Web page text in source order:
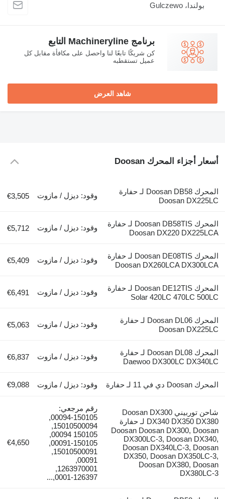
بولندا، Gulczewo
برنامج Machineryline التابع
كن شريكًا تابعًا لنا واحصل على مكافأة مقابل كل
عميل تستقطبه
شاهد العرض
أسعار أجزاء المحرك Doosan
المحرك Doosan DB58 لـ حفارة
Doosan DX225LC
وقود: ديزل / مازوت €3,505
المحرك Doosan DB58TIS لـ حفارة
Doosan DX220 DX225LCA
وقود: ديزل / مازوت €5,712
المحرك Doosan DE08TIS لـ حفارة
Doosan DX260LCA DX300LCA
وقود: ديزل / مازوت €5,409
المحرك Doosan DE12TIS لـ حفارة
Solar 420LC 470LC 500LC
وقود: ديزل / مازوت €6,491
المحرك Doosan DL06 لـ حفارة
Doosan DX225LC
وقود: ديزل / مازوت €5,063
المحرك Doosan DL08 لـ حفارة
Daewoo DX300LC DX340LC
وقود: ديزل / مازوت €6,837
المحرك Doosan دي في 11 لـ حفارة وقود: ديزل / مازوت €9,088
شاحن توربيني Doosan DX300
DX340 DX350 DX380 لـ حفارة
Doosan Doosan DX300, Doosan
DX300LC-3, Doosan DX340,
Doosan DX340LC-3, Doosan
DX350, Doosan DX350LC-3,
Doosan DX380, Doosan
DX380LC-3
رقم مرجعي:
150105-00094,
15010500094,
150105 00094,
150105-00091,
15010500091,
00091,
1263970001,
126397-0001,...
€4,650